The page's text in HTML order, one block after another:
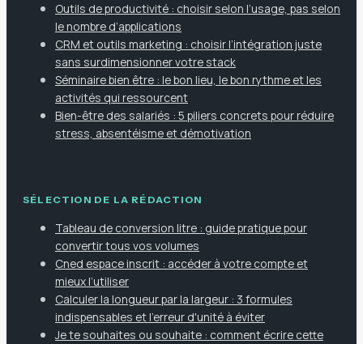
Outils de productivité : choisir selon l’usage, pas selon
le nombre d’applications
CRM et outils marketing : choisir l’intégration juste
sans surdimensionner votre stack
Séminaire bien être : le bon lieu, le bon rythme et les
activités qui ressourcent
Bien-être des salariés : 5 piliers concrets pour réduire
stress, absentéisme et démotivation
SÉLECTION DE LA RÉDACTION
Tableau de conversion litre : guide pratique pour
convertir tous vos volumes
Cned espace inscrit : accéder à votre compte et
mieux l’utiliser
Calculer la longueur par la largeur : 3 formules
indispensables et l'erreur d'unité à éviter
Je te souhaites ou souhaite : comment écrire cette